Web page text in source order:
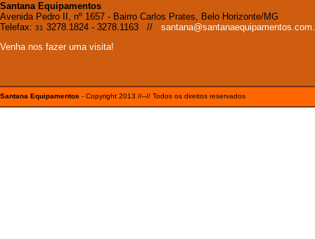
Santana Equipamentos
Avenida Pedro II, nº 1657 - Bairro Carlos Prates, Belo Horizonte/MG
Telefax: 31 3278.1824 - 3278.1163 //
Venha nos fazer uma visita!
Santana Equipamentos - Copyright 2013 //--// Todos os direitos reservados